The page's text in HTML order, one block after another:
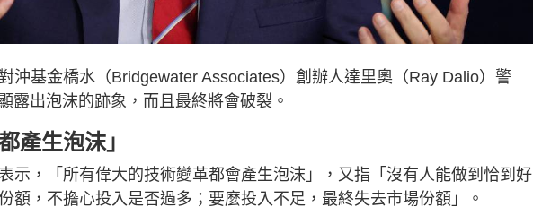
沖基金橋水（Bridgewater Associates）創辦人達里奧（Ray Dalio）警
露出泡沫的跡象，而且最終將會破裂。
產生泡沫」
示，「所有偉大的技術變革都會產生泡沫」，又指「沒有人能做到恰到好
額，不擔心投入是否過多；要麼投入不足，最終失去市場份額」。